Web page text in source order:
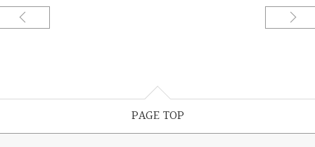
LED：ホワイト
フルオートカレンダー
ら一時的に退避させることができます）
PAGE TOP